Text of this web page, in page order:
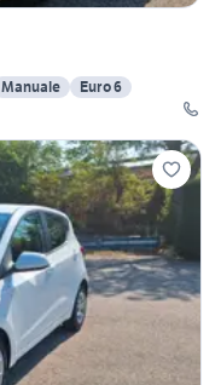
Manuale
Euro 6